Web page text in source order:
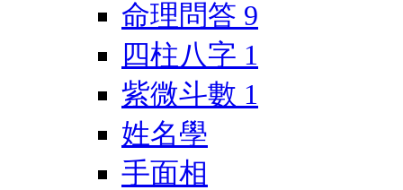
命理問答 9
四柱八字 1
紫微斗數 1
姓名學
手面相